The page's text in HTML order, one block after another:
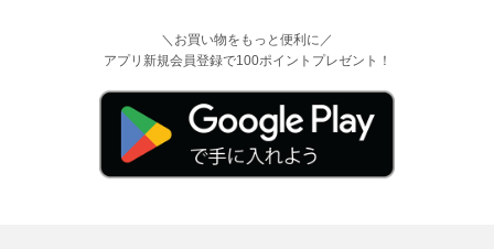
＼お買い物をもっと便利に／
アプリ新規会員登録で100ポイントプレゼント！